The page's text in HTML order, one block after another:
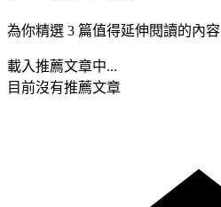
為你精選 3 篇值得延伸閱讀的內容
載入推薦文章中...
目前沒有推薦文章